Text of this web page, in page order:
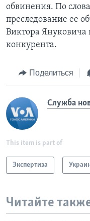
обвинения. По
преследование ее
Виктора Януковича
конкурента.
Поделиться
Служба
This item is part of
Экспертиза
Читайте